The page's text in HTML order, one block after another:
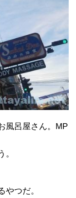
風呂屋さん。MP
つだ。